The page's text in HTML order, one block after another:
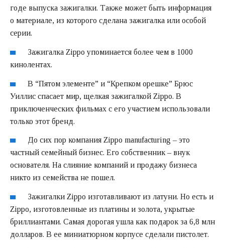
годе выпуска зажигалки. Также может быть информация
о материале, из которого сделана зажигалка или особой
серии.
Зажигалка Zippo упоминается более чем в 1000
кинолентах.
В “Пятом элементе” и “Крепком орешке” Брюс
Уиллис спасает мир, щелкая зажигалкой Zippo. В
приключенческих фильмах с его участием использовали
только этот бренд.
До сих пор компания Zippo manufacturing – это
частный семейный бизнес. Его собственник – внук
основателя. На слияние компаний и продажу бизнеса
никто из семейства не пошел.
Зажигалки Zippo изготавливают из латуни. Но есть и
Zippo, изготовленные из платины и золота, укрытые
бриллиантами. Самая дорогая ушла как подарок за 6,8 млн
долларов. В ее миниатюрном корпусе сделали пистолет.